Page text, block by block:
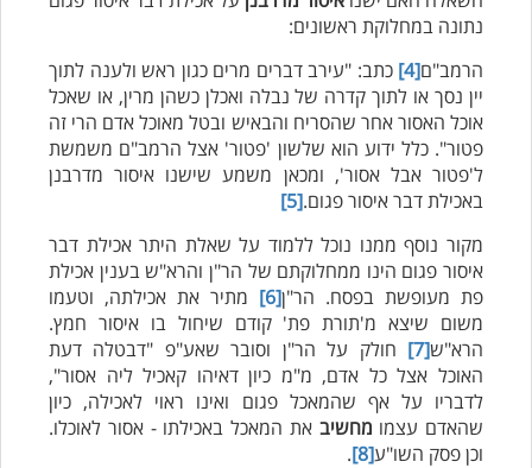
נתונה במחלוקת ראשונים:
הרמב"ם[4]
כתב: "עירב דברים מרים כגון ראש ולענה לתוך
יין נסך או לתוך קדרה של נבלה ואכלן כשהן מרין, או שאכל
אוכל האסור אחר שהסריח והבאיש ובטל מאוכל אדם הרי זה
פטור". כלל ידוע הוא שלשון 'פטור' אצל הרמב"ם משמשת
ל'פטור אבל אסור', ומכאן משמע שישנו איסור מדרבנן
באכילת דבר איסור פגום.[5]
מקור נוסף ממנו נוכל ללמוד על שאלת היתר אכילת דבר
איסור פגום הינו ממחלוקתם של הר"ן והרא"ש בענין אכילת
פת מעופשת בפסח. הר"ן[6]
מתיר את אכילתה, וטעמו
משום שיצא מ'תורת פת' קודם שיחול בו איסור חמץ.
הרא"ש[7]
חולק על הר"ן וסובר שאע"פ "דבטלה דעת
האוכל אצל כל אדם, מ"מ כיון דאיהו קאכיל ליה אסור",
לדבריו על אף שהמאכל פגום ואינו ראוי לאכילה, כיון
שהאדם עצמו מחשיבאת המאכל באכילתו - אסור לאוכלו.
וכן פסק השו"ע[8]
.